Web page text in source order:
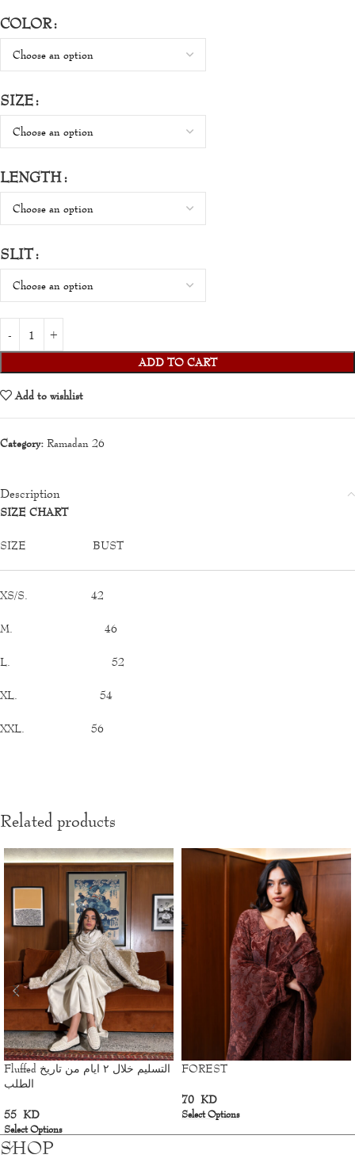
COLOR
SIZE
LENGTH
SLIT
ADD TO CART
Add to wishlist
Category: Ramadan 26
Description
SIZE CHART
SIZE BUST
XS/S. 42
M. 46
L. 52
XL. 54
XXL. 56
Related products
Fluffed التسليم خلال ٢ ايام من تاريخ
الطلب
55 KD
Select Options
FOREST
70 KD
Select Options
SHOP